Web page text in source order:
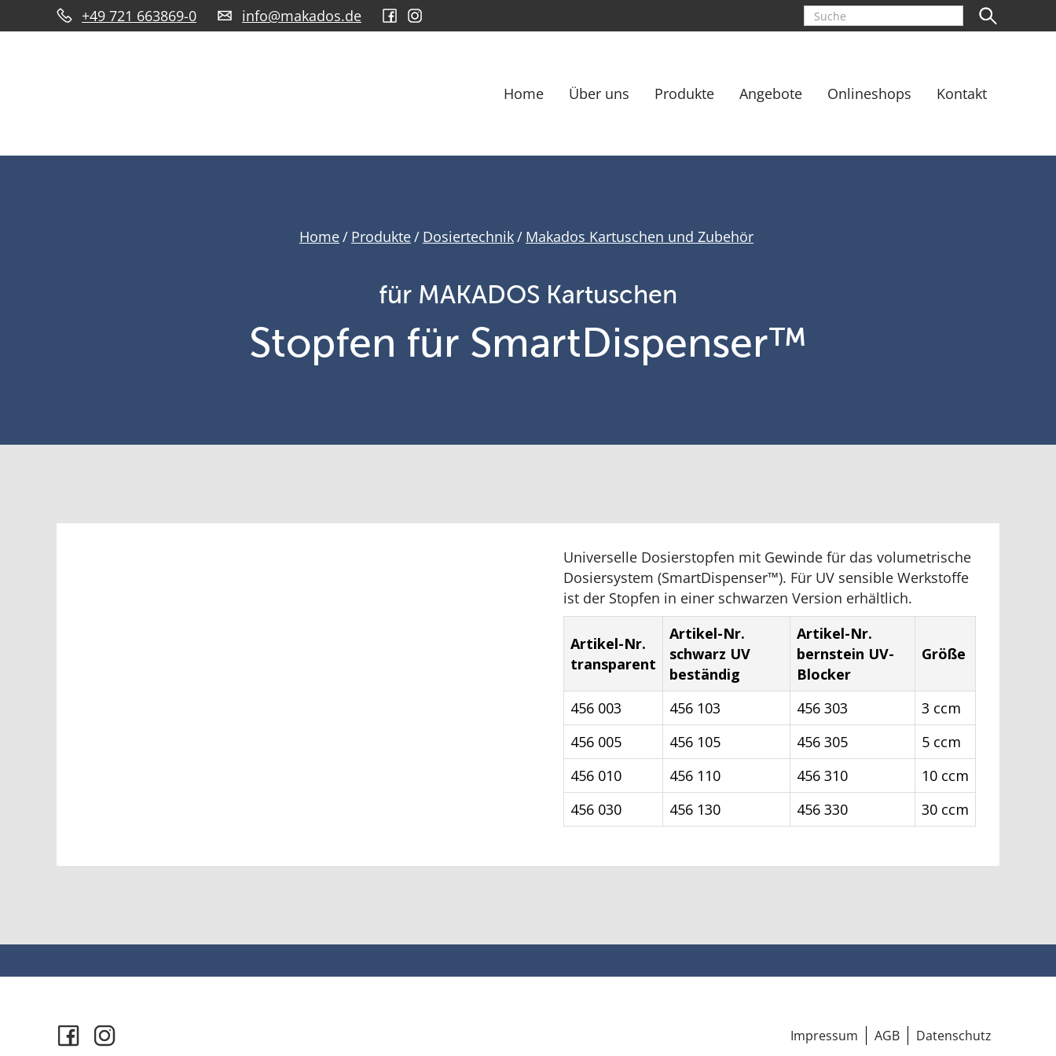
+49 721 663869-0 info@makados.de
Home Über uns Produkte Angebote Onlineshops Kontakt
Home/ Produkte/ Dosiertechnik/ Makados Kartuschen und Zubehör
für MAKADOS Kartuschen
Stopfen für SmartDispenser™
Universelle Dosierstopfen mit Gewinde für das volumetrische
Dosiersystem (SmartDispenser™). Für UV sensible Werkstoffe
ist der Stopfen in einer schwarzen Version erhältlich.
Artikel-Nr.
transparent
Artikel-Nr.
schwarz UV
beständig
Artikel-Nr.
bernstein UV-
Blocker
Größe
456 003 456 103 456 303
3 ccm
456 005
456 105 456 305
5 ccm
456 010
456 110 456 310
10 ccm
456 030
456 130 456 330 30 ccm
Impressum AGB Datenschutz